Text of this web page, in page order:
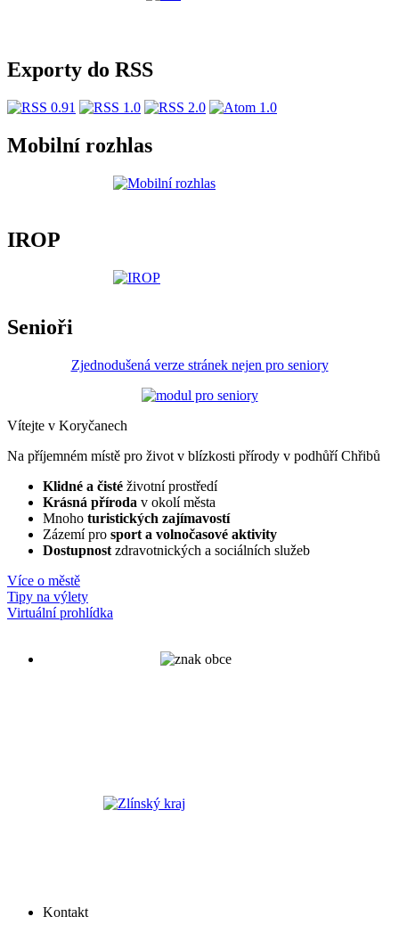
Exporty do RSS
Mobilní rozhlas
IROP
Senioři
Zjednodušená verze stránek nejen pro seniory
Vítejte v Koryčanech
Na příjemném místě pro život v blízkosti přírody v podhůří Chřibů
Klidné a čisté životní prostředí
Krásná příroda v okolí města
Mnoho turistických zajímavostí
Zázemí pro sport a volnočasové aktivity
Dostupnost zdravotnických a sociálních služeb
Více o městě
Tipy na výlety
Virtuální prohlídka
Kontakt